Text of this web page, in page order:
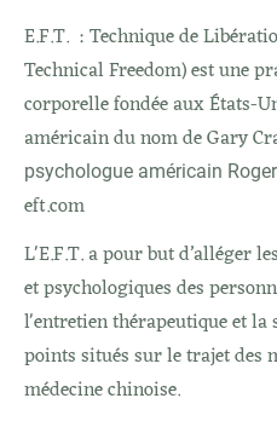
E.F.T. : Technique de
Technical Freedom) est une
corporelle fondée aux États-
américain du nom de Gary
psychologue américain
eft.com
L'E.F.T. a pour but d’alléger
et psychologiques des
l'entretien thérapeutique et
points situés sur le trajet
médecine chinoise.